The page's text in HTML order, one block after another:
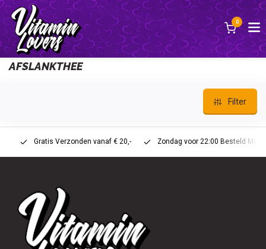
0
Zurück
AFSLANKTHEE
Filter
Gratis Verzonden vanaf € 20,- Zondag voor 22:00 Besteld